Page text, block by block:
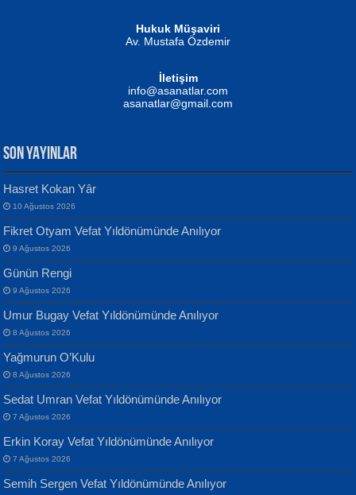
MUSTAFA KELOĞLU
Yarına İz Bırakmak...
ATİLLA ÖZEN
Sultan Olmadan Önce Eyüp...
Yılmaz Ekinci
Geceye Söylenen...
Banu Sancak
Defterimden İçeri...
Hukuk Müşaviri
Av. Mustafa Özdemir
İletişim
info@asanatlar.com
asanatlar@gmail.com
SON YAYINLAR
Hasret Kokan Yâr
10 Ağustos 2026
Fikret Otyam Vefat Yıldönümünde Anılıyor
9 Ağustos 2026
Günün Rengi
9 Ağustos 2026
Umur Bugay Vefat Yıldönümünde Anılıyor
8 Ağustos 2026
Yağmurun O’Kulu
8 Ağustos 2026
Sedat Umran Vefat Yıldönümünde Anılıyor
7 Ağustos 2026
Erkin Koray Vefat Yıldönümünde Anılıyor
7 Ağustos 2026
Semih Sergen Vefat Yıldönümünde Anılıyor